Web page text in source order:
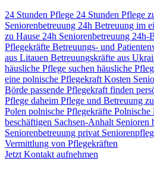
24 Stunden Pflege 24 Stunden Pflege
Seniorenbetreuung 24h Betreuung im
zu Hause 24h Seniorenbetreuung 24h-
Pflegekräfte Betreuungs- und
aus Litauen Betreuungskräfte aus
häusliche Pflege suchen häusliche
eine polnische Pflegekraft Kosten
Börde passende Pflegekraft finden
Pflege daheim Pflege und Betreuung
Polen polnische Pflegekräfte Polnische
beschäftigen Sachsen-Anhalt Senioren
Seniorenbetreuung privat
Vermittlung von Pflegekräften
Jetzt Kontakt aufnehmen